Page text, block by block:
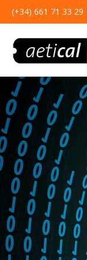
(+34) 661 71 33 29